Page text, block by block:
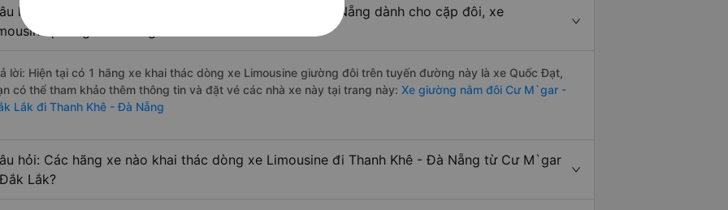
hỏi: Có loại xe Cư M`gar - Đắk Lắk Thanh Khê - Đà Nẵng dành cho cặp đôi, xe
phòng đôi không?
lời: Hiện tại có 1 hãng xe khai thác dòng xe Limousine giường đôi trên tuyến đường này là xe Quốc Đạt,
có thể tham khảo thêm thông tin và đặt vé các nhà xe này tại trang này: Xe giường nằm đôi Cư M`gar -
Lắk đi Thanh Khê - Đà Nẵng
hỏi: Các hãng xe nào khai thác dòng xe Limousine đi Thanh Khê - Đà Nẵng từ Cư M`gar
Lắk?